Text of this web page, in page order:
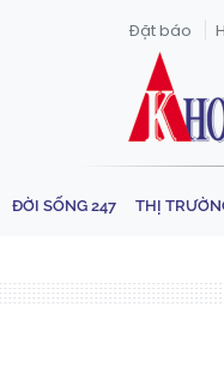
Đặt báo
ĐỜI SỐNG 247 THỊ